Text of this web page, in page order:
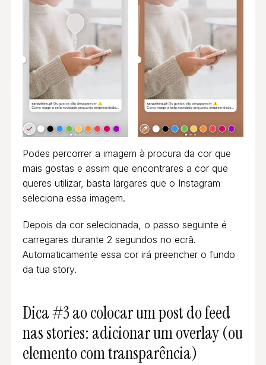
Podes percorrer a imagem à procura da cor que
mais gostas e assim que encontrares a cor que
queres utilizar, basta largares que o Instagram
seleciona essa imagem.
Depois da cor selecionada, o passo seguinte é
carregares durante 2 segundos no ecrã.
Automaticamente essa cor irá preencher o fundo
da tua story.
Dica #3 ao colocar um post do feed
nas stories: adicionar um overlay (ou
elemento com transparência)